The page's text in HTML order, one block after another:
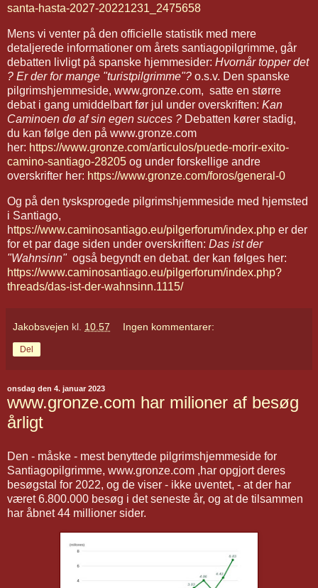
santa-hasta-2027-20221231_2475658
Mens vi venter på den officielle statistik med mere
detaljerede informationer om årets santiagopilgrimme, går
debatten livligt på spanske hjemmesider: Hvornår topper det
? Er der for mange "turistpilgrimme"? o.s.v. Den spanske
pilgrimshjemmeside, www.gronze.com, satte en større
debat i gang umiddelbart før jul under overskriften: Kan
Caminoen dø af sin egen succes ? Debatten kører stadig,
du kan følge den på www.gronze.com
her: https://www.gronze.com/articulos/puede-morir-exito-
camino-santiago-28205 og under forskellige andre
overskrifter her: https://www.gronze.com/foros/general-0
Og på den tysksprogede pilgrimshjemmeside med hjemsted
i Santiago,
https://www.caminosantiago.eu/pilgerforum/index.php er der
for et par dage siden under overskriften: Das ist der
"Wahnsinn"også begyndt en debat. der kan følges her:
https://www.caminosantiago.eu/pilgerforum/index.php?
threads/das-ist-der-wahnsinn.1115/
Jakobsvejen kl. 10.57 Ingen kommentarer:
Del
onsdag den 4. januar 2023
www.gronze.com har milioner af besøg
årligt
Den - måske - mest benyttede pilgrimshjemmeside for
Santiagopilgrimme, www.gronze.com ,har opgjort deres
besøgstal for 2022, og de viser - ikke uventet, - at der har
været 6.800.000 besøg i det seneste år, og at de tilsammen
har åbnet 44 millioner sider.